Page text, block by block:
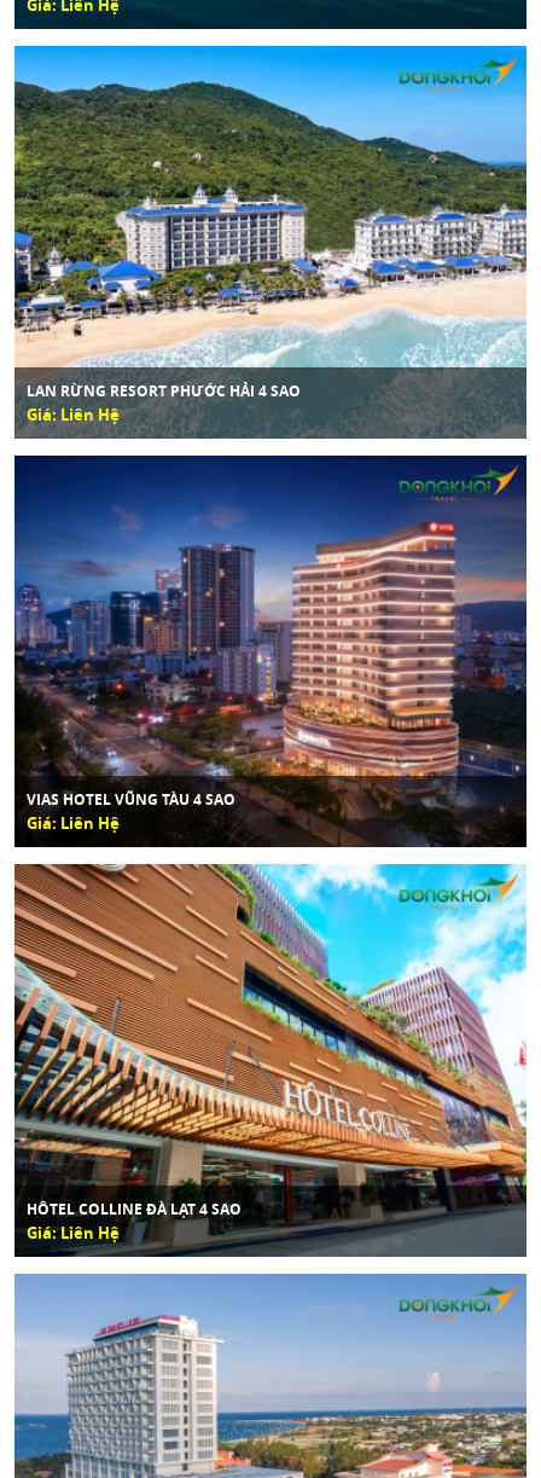
Giá: Liên Hệ
LAN RỪNG RESORT PHƯỚC HẢI 4 SAO
Giá: Liên Hệ
VIAS HOTEL VŨNG TÀU 4 SAO
Giá: Liên Hệ
HÔTEL COLLINE ĐÀ LẠT 4 SAO
Giá: Liên Hệ